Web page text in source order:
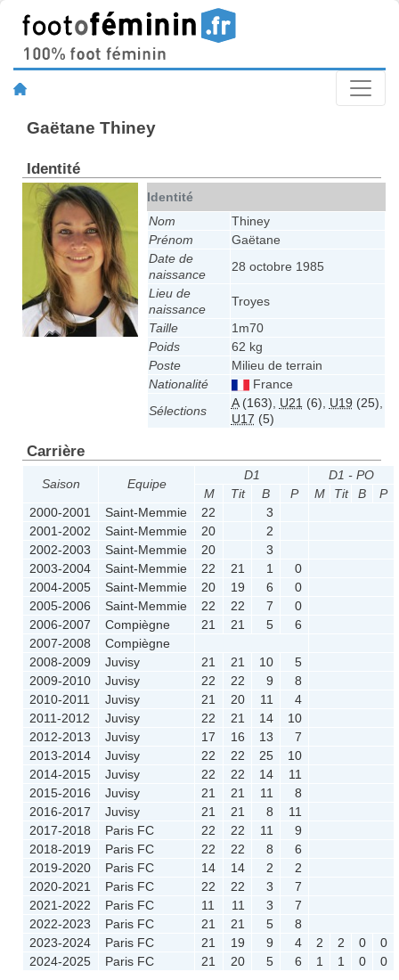
Gaëtane Thiney
Identité
Identité
Nom
Thiney
Prénom
Gaëtane
Date de
naissance
28 octobre 1985
Lieu de
naissance
Troyes
Taille
1m70
Poids
62 kg
Poste
Milieu de terrain
Nationalité
France
Sélections
A(163), U21 (6), U19 (25),
U17 (5)
Carrière
Saison Equipe
D1
D1 - PO
M
Tit B P M Tit B
P
2000-2001
Saint-Memmie 22
3
2001-2002
Saint-Memmie 20
2
2002-2003
Saint-Memmie 20
3
2003-2004
Saint-Memmie 22 21 1
0
2004-2005
Saint-Memmie 20 19 6
0
2005-2006
Saint-Memmie 22 22 7
0
2006-2007
Compiègne 21 21 5
6
2007-2008
Compiègne
2008-2009
Juvisy 21 21 10
5
2009-2010
Juvisy 22 22 9
8
2010-2011
Juvisy 21 20 11
4
2011-2012
Juvisy 22 21 14
10
2012-2013
Juvisy 17 16 13
7
2013-2014
Juvisy 22 22 25
10
2014-2015
Juvisy 22 22 14
11
2015-2016
Juvisy 21 21 11
8
2016-2017
Juvisy 21 21 8
11
2017-2018
Paris FC 22 22 11
9
2018-2019
Paris FC 22 22 8
6
2019-2020
Paris FC 14 14 2
2
2020-2021
Paris FC 22 22 3
7
2021-2022
Paris FC 11 11 3
7
2022-2023
Paris FC 21 21 5
8
2023-2024
Paris FC 21 19 9 4 2 2 0
0
2024-2025
Paris FC 21 20 5 6 1 1 0
0